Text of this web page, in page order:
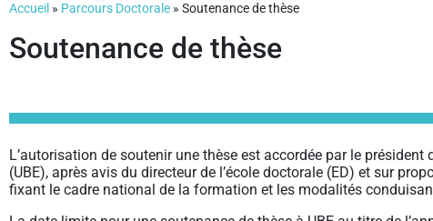
Accueil » Parcours Doctorale » Soutenance de thèse
Soutenance de thèse
L’autorisation de soutenir une thèse est accordée par le
(UBE), après avis du directeur de l’école doctorale (ED) et sur
fixant le cadre national de la formation et les modalités